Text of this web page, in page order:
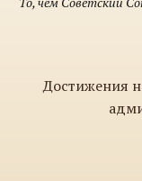
Достижения